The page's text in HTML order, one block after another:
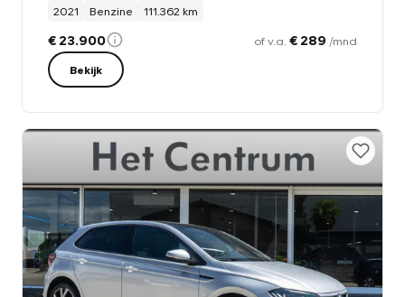
2021
Benzine 111.362 km
€ 23.900 of v.a. € 289 /mnd
Bekijk